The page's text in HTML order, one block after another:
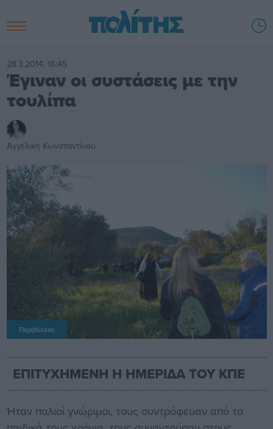
28.3.2014, 16:45
Έγιναν οι συστάσεις με την
τουλίπα
Αγγελική Κωνσταντίνου
Περιβάλλον
ΕΠΙΤΥΧΗΜΕΝΗ Η ΗΜΕΡΙΔΑ ΤΟΥ ΚΠΕ
Ήταν παλιοί γνώριμοι, τους συντρόφευαν από τα